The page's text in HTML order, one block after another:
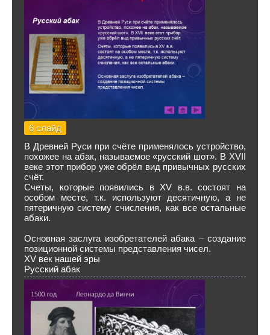
6 слайд
В Древней Руси при счёте применялось устройство,
похожее на абак, называемое «русский шот». В XVII
веке этот прибор уже обрёл вид привычных русских
счёт.
Счеты, которые появились в XV в.в. состоят на
особом месте, т.к. используют десятичную, а не
пятеричную систему счисления, как все остальные
абаки.
Основная заслуга изобретателей абака – создание
позиционной системы представления чисел.
XV век нашей эры
Русский абак